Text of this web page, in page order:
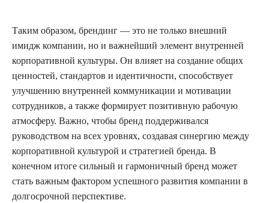
Таким образом, брендинг — это не только внешний
имидж компании, но и важнейший элемент внутренней
корпоративной культуры. Он влияет на создание общих
ценностей, стандартов и идентичности, способствует
улучшению внутренней коммуникации и мотивации
сотрудников, а также формирует позитивную рабочую
атмосферу. Важно, чтобы бренд поддерживался
руководством на всех уровнях, создавая синергию между
корпоративной культурой и стратегией бренда. В
конечном итоге сильный и гармоничный бренд может
стать важным фактором успешного развития компании в
долгосрочной перспективе.